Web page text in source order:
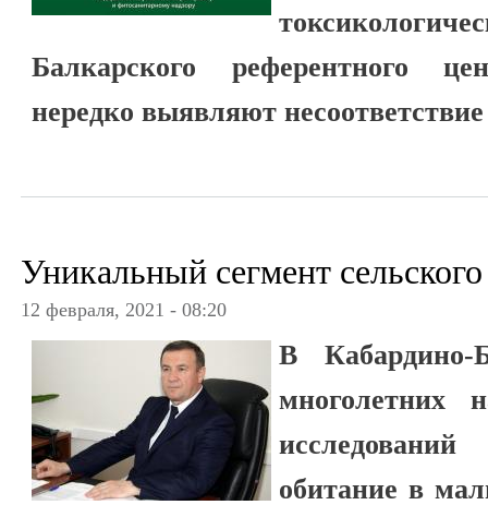
Балкарского референтного
нередко выявляют
Уникальный сегмент
12 февраля, 2021 - 08:20
В Кабардино-
многолетних
обитание в